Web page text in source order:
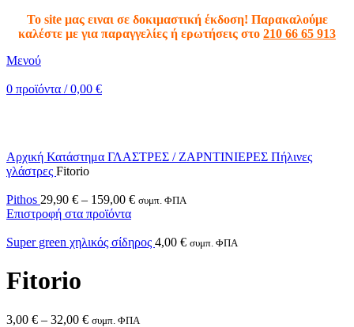
To site μας ειναι σε δοκιμαστική έκδοση! Παρακαλούμε
καλέστε με για παραγγελίες ή ερωτήσεις στο 210 66 65 913
Μενού
0 προϊόντα / 0,00 €
Αρχική Κατάστημα ΓΛΑΣΤΡΕΣ / ΖΑΡΝΤΙΝΙΕΡΕΣ Πήλινες
γλάστρες Fitorio
Pithos 29,90 € – 159,00 € συμπ. ΦΠΑ
Επιστροφή στα προϊόντα
Super green χηλικός σίδηρος 4,00 € συμπ. ΦΠΑ
Fitorio
3,00 € – 32,00 € συμπ. ΦΠΑ